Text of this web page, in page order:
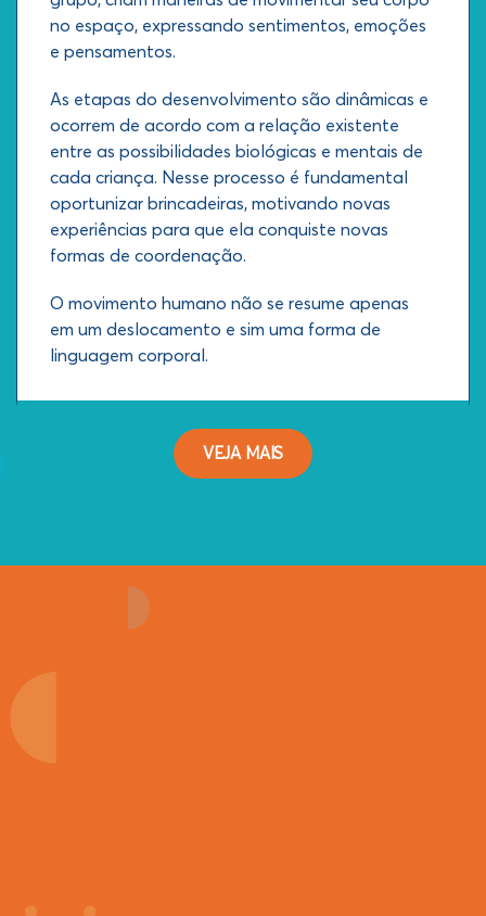
no espaço, expressando sentimentos, emoções
e pensamentos.
As etapas do desenvolvimento são dinâmicas e
ocorrem de acordo com a relação existente
entre as possibilidades biológicas e mentais de
cada criança. Nesse processo é fundamental
oportunizar brincadeiras, motivando novas
experiências para que ela conquiste novas
formas de coordenação.
O movimento humano não se resume apenas
em um deslocamento e sim uma forma de
linguagem corporal.
VEJA MAIS